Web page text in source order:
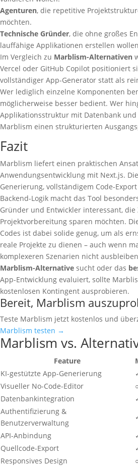
Agenturen, die repetitive
möchten.
Technische Gründer, die ohne großes
lauffähige Applikationen erstellen
Im Vergleich zu Marblism-Alternativen
Vercel oder GitHub Copilot positioniert
vollständiger App-Generator statt als
Wer lediglich einzelne Komponenten
möglicherweise besser bedient. Wer
Applikationsstruktur mit Datenbank
Marblism einen strukturierten
Fazit
Marblism liefert einen praktischen
Anwendungsentwicklung mit Next.js.
Generierung, vollständigem Code-
Backend-Logik macht das Tool
Gründer und Entwickler interessant, die
Projektvorbereitung sparen möchten.
Codes ist dabei solide genug, um als
reale Projekte zu dienen – auch wenn
komplexeren Szenarien nicht
Marblism-Alternative sucht oder das
App-Entwicklung evaluiert, sollte
kostenlosen Kontingent ausprobieren.
Bereit, Marblism
Teste Marblism jetzt kostenlos und
Marblism testen →
Marblism vs.
Feature
KI-gestützte App-Generierung
Visueller No-Code-Editor
Datenbankintegration
Authentifizierung &
Benutzerverwaltung
API-Anbindung
Quellcode-Export
Responsives Design